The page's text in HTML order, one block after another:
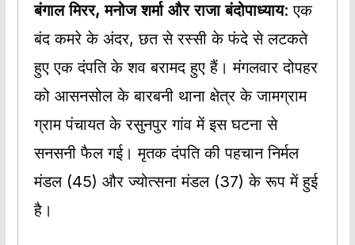
बंगाल मिरर, मनोज शर्मा और राजा बंदोपाध्याय: एक
बंद कमरे के अंदर, छत से रस्सी के फंदे से लटकते
हुए एक दंपति के शव बरामद हुए हैं। मंगलवार दोपहर
को आसनसोल के बारबनी थाना क्षेत्र के जामग्राम
ग्राम पंचायत के रसुनपुर गांव में इस घटना से
सनसनी फैल गई। मृतक दंपति की पहचान निर्मल
मंडल (45) और ज्योत्सना मंडल (37) के रूप में हुई
है।